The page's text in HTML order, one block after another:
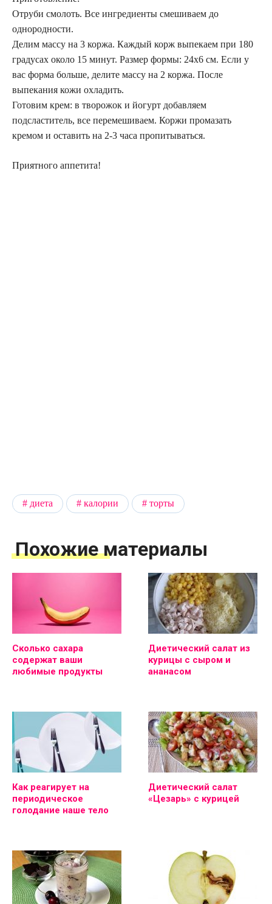
Отруби смолоть. Все ингредиенты смешиваем до
однородности.
Делим массу на 3 коржа. Каждый корж выпекаем при 180
градусах около 15 минут. Размер формы: 24х6 см. Если у
вас форма больше, делите массу на 2 коржа. После
выпекания кожи охладить.
Готовим крем: в творожок и йогурт добавляем
подсластитель, все перемешиваем. Коржи промазать
кремом и оставить на 2-3 часа пропитываться.
Приятного аппетита!
диета калории торты
Похожие материалы
Сколько сахара
содержат ваши
любимые продукты
Диетический салат из
курицы с сыром и
ананасом
Как реагирует на
периодическое
голодание наше тело
Диетический салат
«Цезарь» с курицей